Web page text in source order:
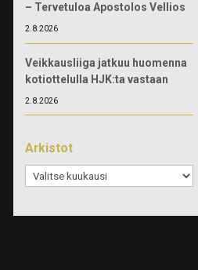
– Tervetuloa Apostolos Vellios
2.8.2026
Veikkausliiga jatkuu huomenna
kotiottelulla HJK:ta vastaan
2.8.2026
Arkistot
Arkistot